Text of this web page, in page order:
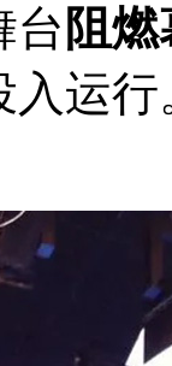
台 阻
运